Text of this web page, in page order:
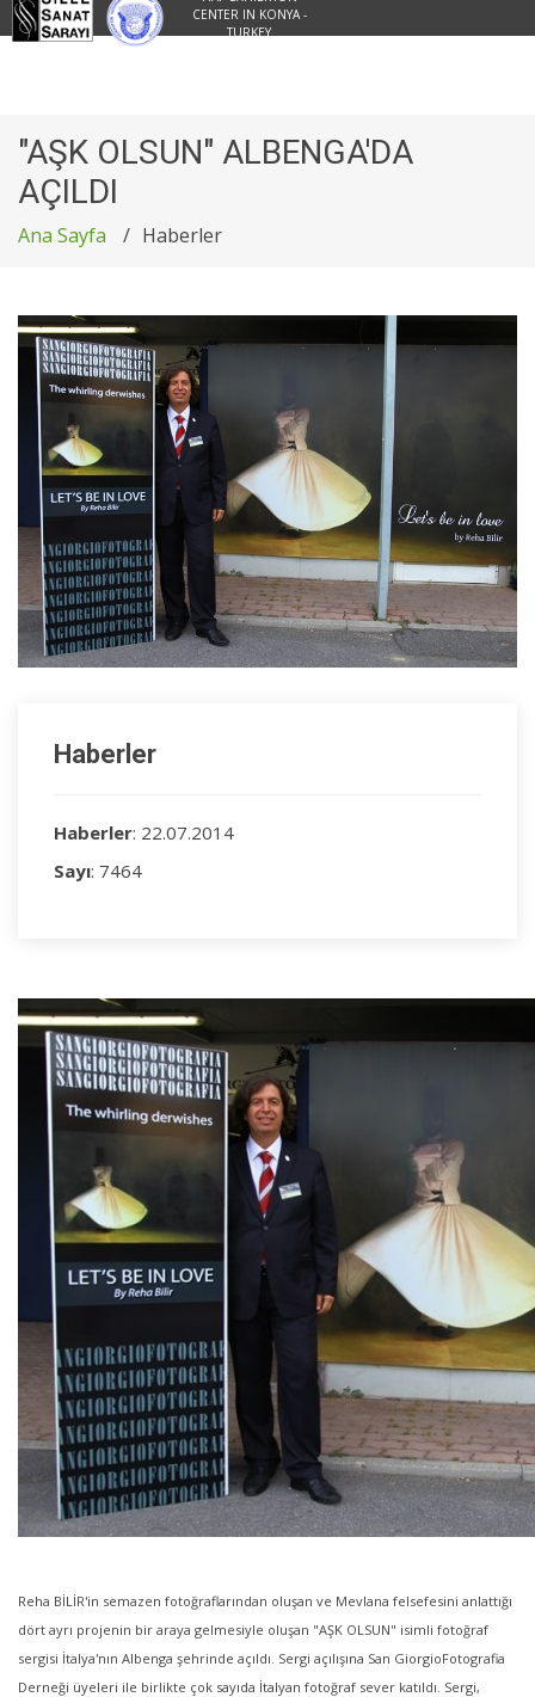
CENTER IN KONYA -
TURKEY
"AŞK OLSUN" ALBENGA'DA
AÇILDI
Ana Sayfa Haberler
Haberler
Haberler: 22.07.2014
Sayı: 7464
Reha BİLİR'in semazen fotoğraflarından oluşan ve Mevlana felsefesini anlattığı
dört ayrı projenin bir araya gelmesiyle oluşan "AŞK OLSUN" isimli fotoğraf
sergisi İtalya'nın Albenga şehrinde açıldı. Sergi açılışına San GiorgioFotografia
Derneği üyeleri ile birlikte çok sayıda İtalyan fotoğraf sever katıldı. Sergi,